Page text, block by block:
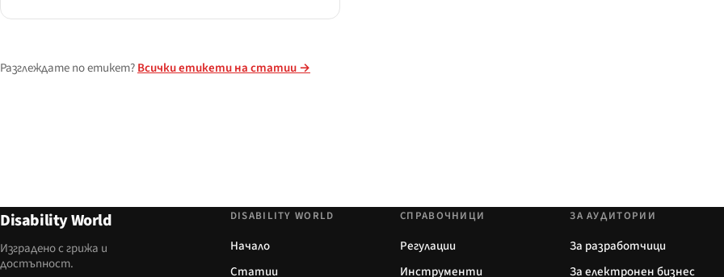
Разглеждате по етикет?Всички етикети на статии →
Disability World
Изградено с грижа и
достъпност.
DISABILITY WORLD
Начало
Статии
СПРАВОЧНИЦИ
Регулации
Инструменти
ЗА АУДИТОРИИ
За разработчици
За електронен бизнес